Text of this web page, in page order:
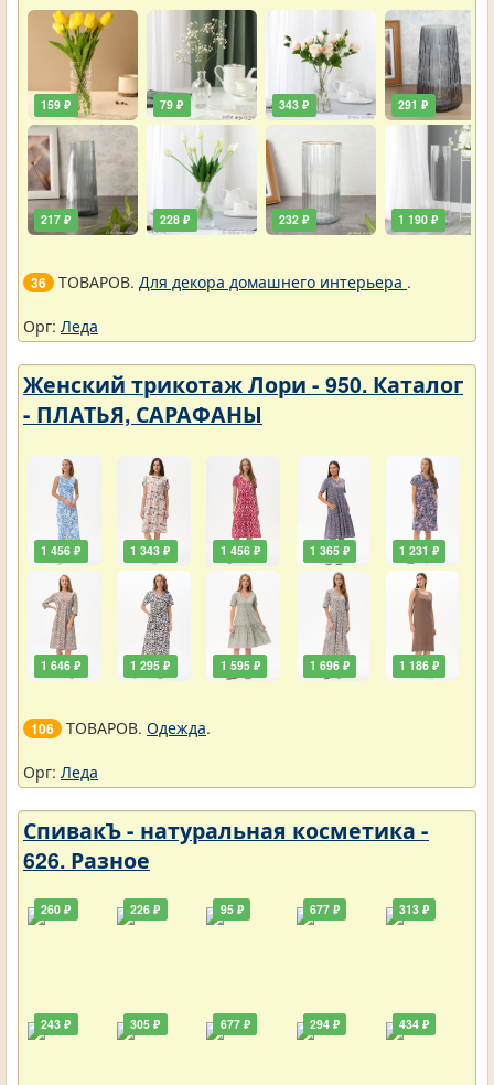
159 ₽
217 ₽
79 ₽
228 ₽
343 ₽
232 ₽
291 ₽
1 190 ₽
36 ТОВАРОВ. Для декора домашнего интерьера .
Орг: Леда
Женский трикотаж Лори - 950. Каталог
- ПЛАТЬЯ, САРАФАНЫ
1 456 ₽
1 646 ₽
1 343 ₽
1 295 ₽
1 456 ₽
1 595 ₽
1 365 ₽
1 696 ₽
1 231 ₽
1 186 ₽
106 ТОВАРОВ. Одежда.
Орг: Леда
СпивакЪ - натуральная косметика -
626. Разное
260 ₽
243 ₽
226 ₽
305 ₽
95 ₽
677 ₽
677 ₽
294 ₽
313 ₽
434 ₽